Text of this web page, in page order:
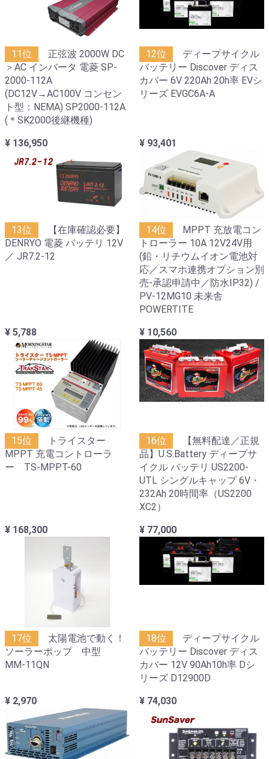
11位
正弦波 2000W DC
＞AC インバータ 電菱 SP-
2000-112A
(DC12V→AC100V コンセン
ト型：NEMA) SP2000-112A
(＊SK2000後継機種)
¥ 136,950
12位
ディープサイクル
バッテリー Discover ディス
カバー 6V 220Ah 20h率 EVシ
リーズ EVGC6A-A
¥ 93,401
13位
【在庫確認必要】
DENRYO 電菱 バッテリ 12V
／ JR7.2-12
¥ 5,788
14位
MPPT 充放電コン
トローラー 10A 12V24V用
(鉛・リチウムイオン電池対
応／スマホ連携オプション別
売-承認申請中／防水IP32) /
PV-12MG10 未来舎
POWERTITE
¥ 10,560
15位
トライスター
MPPT 充電コントローラ
ー TS-MPPT-60
¥ 168,300
16位
【無料配達／正規
品】U.S.Battery ディープサ
イクル バッテリ US2200-
UTL シングルキャップ 6V・
232Ah 20時間率（US2200
XC2）
¥ 77,000
17位
太陽電池で動く！
ソーラーポップ 中型
MM-11QN
¥ 2,970
18位
ディープサイクル
バッテリー Discover ディス
カバー 12V 90Ah10h率 Dシ
リーズ D12900D
¥ 74,030